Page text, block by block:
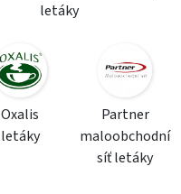
letáky
Oxalis
letáky
Partner
maloobchodní
síť letáky